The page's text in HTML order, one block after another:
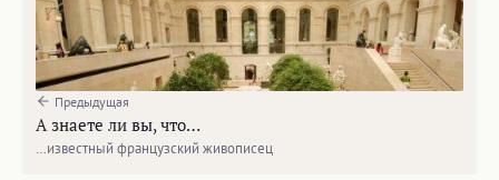
Предыдущая
А знаете ли вы, что…
…известный французский живописец